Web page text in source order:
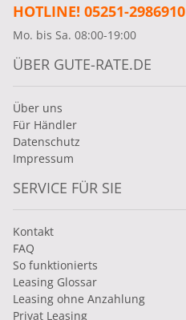
HOTLINE! 05251-2986910
Mo. bis Sa. 08:00-19:00
ÜBER GUTE-RATE.DE
Über uns
Für Händler
Datenschutz
Impressum
SERVICE FÜR SIE
Kontakt
FAQ
So funktionierts
Leasing Glossar
Leasing ohne Anzahlung
Privat Leasing